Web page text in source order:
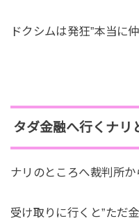
ドクシムは発狂”本当に
タダ金融へ行くナリ
ナリのところへ裁判所か
受け取りに行くと”ただ